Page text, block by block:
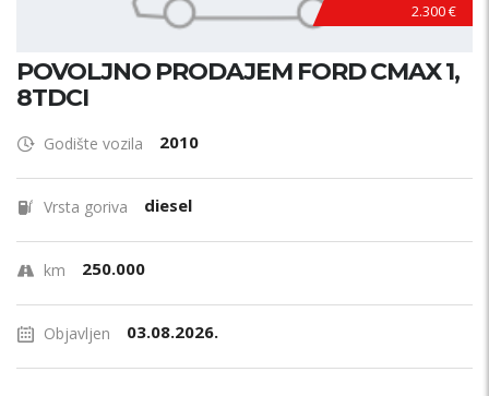
2.300 €
POVOLJNO PRODAJEM FORD CMAX 1,
8TDCI
Godište vozila 2010
Vrsta goriva diesel
km 250.000
Objavljen 03.08.2026.